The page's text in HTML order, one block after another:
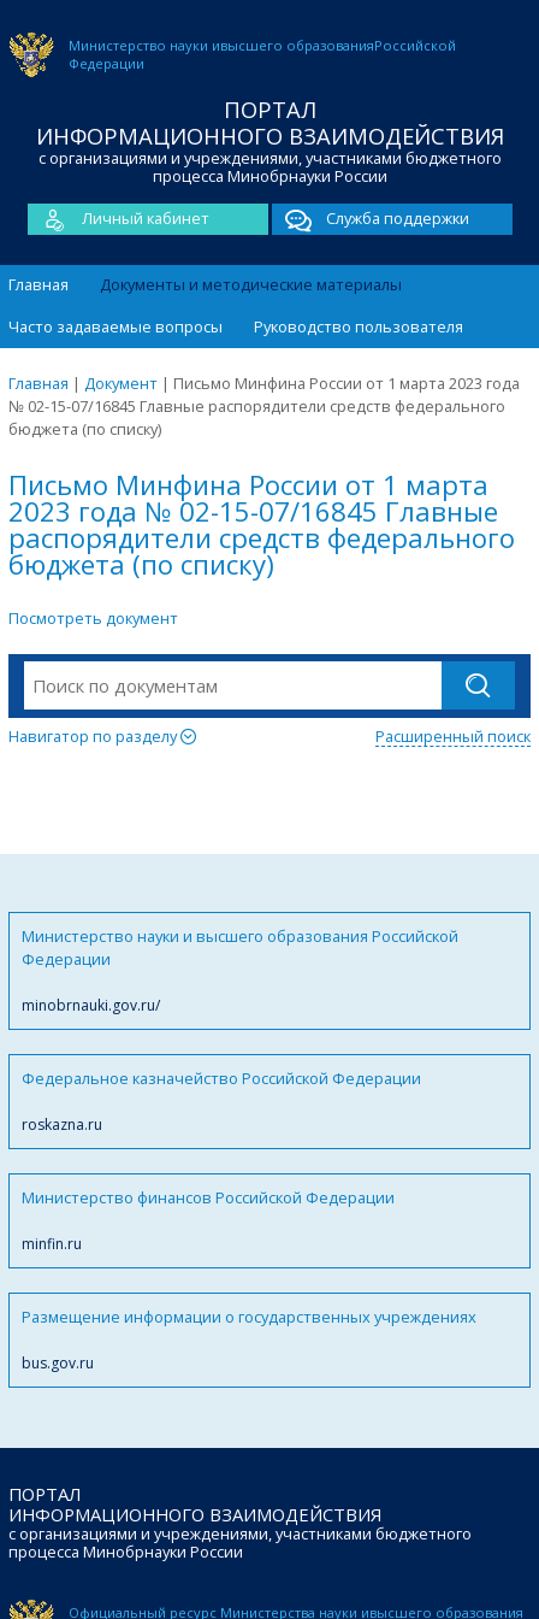
Министерство науки ивысшего образованияРоссийской
Федерации
ПОРТАЛ
ИНФОРМАЦИОННОГО ВЗАИМОДЕЙСТВИЯ
с организациями и учреждениями, участниками бюджетного
процесса Минобрнауки России
Личный кабинет
Служба поддержки
Главная
Документы и методические материалы
Часто задаваемые вопросы
Руководство пользователя
Главная | Документ | Письмо Минфина России от 1 марта 2023 года
№ 02-15-07/16845 Главные распорядители средств федерального
бюджета (по списку)
Письмо Минфина России от 1 марта
2023 года № 02-15-07/16845 Главные
распорядители средств федерального
бюджета (по списку)
Посмотреть документ
Навигатор по разделу Расширенный поиск
Министерство науки и высшего образования Российской
Федерации
minobrnauki.gov.ru/
Федеральное казначейство Российской Федерации
roskazna.ru
Министерство финансов Российской Федерации
minfin.ru
Размещение информации о государственных учреждениях
bus.gov.ru
ПОРТАЛ
ИНФОРМАЦИОННОГО ВЗАИМОДЕЙСТВИЯ
с организациями и учреждениями, участниками бюджетного
процесса Минобрнауки России
Официальный ресурс Министерства науки ивысшего образования